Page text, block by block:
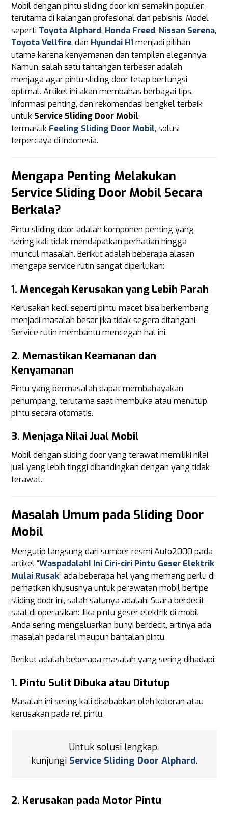
Mobil dengan pintu sliding door kini semakin populer,
terutama di kalangan profesional dan pebisnis. Model
seperti Toyota Alphard, Honda Freed, Nissan Serena,
Toyota Vellfire, dan Hyundai H1menjadi pilihan
utama karena kenyamanan dan tampilan elegannya.
Namun, salah satu tantangan terbesar adalah
menjaga agar pintu sliding door tetap berfungsi
optimal. Artikel ini akan membahas berbagai tips,
informasi penting, dan rekomendasi bengkel terbaik
untuk Service Sliding Door Mobil,
termasuk Feeling Sliding Door Mobil, solusi
terpercaya di Indonesia.
Mengapa Penting Melakukan
Service Sliding Door Mobil Secara
Berkala?
Pintu sliding door adalah komponen penting yang
sering kali tidak mendapatkan perhatian hingga
muncul masalah. Berikut adalah beberapa alasan
mengapa service rutin sangat diperlukan:
1. Mencegah Kerusakan yang Lebih Parah
Kerusakan kecil seperti pintu macet bisa berkembang
menjadi masalah besar jika tidak segera ditangani.
Service rutin membantu mencegah hal ini.
2. Memastikan Keamanan dan
Kenyamanan
Pintu yang bermasalah dapat membahayakan
penumpang, terutama saat membuka atau menutup
pintu secara otomatis.
3. Menjaga Nilai Jual Mobil
Mobil dengan sliding door yang terawat memiliki nilai
jual yang lebih tinggi dibandingkan dengan yang tidak
terawat.
Masalah Umum pada Sliding Door
Mobil
Mengutip langsung dari sumber resmi Auto2000 pada
artikel “Waspadalah! Ini Ciri-ciri Pintu Geser Elektrik
Mulai Rusak” ada beberapa hal yang memang perlu di
perhatikan khususnya untuk perawatan mobil bertipe
sliding door ini, salah satunya adalah: Suara berdecit
saat di operasikan: Jika pintu geser elektrik di mobil
Anda sering mengeluarkan bunyi berdecit, artinya ada
masalah pada rel maupun bantalan pintu.
Berikut adalah beberapa masalah yang sering dihadapi:
1. Pintu Sulit Dibuka atau Ditutup
Masalah ini sering kali disebabkan oleh kotoran atau
kerusakan pada rel pintu.
Untuk solusi lengkap,
kunjungi Service Sliding Door Alphard.
2. Kerusakan pada Motor Pintu